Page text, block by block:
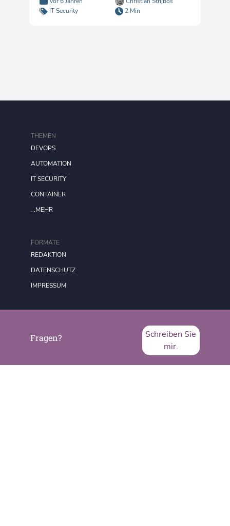
IT Security
2 Min
Fragen?
Schreiben Sie
mir.
Borsigstraße 26
FORMATE
REDAKTION
DATENSCHUTZ
IMPRESSUM
THEMEN
DEVOPS
AUTOMATION
IT SECURITY
CONTAINER
...MEHR